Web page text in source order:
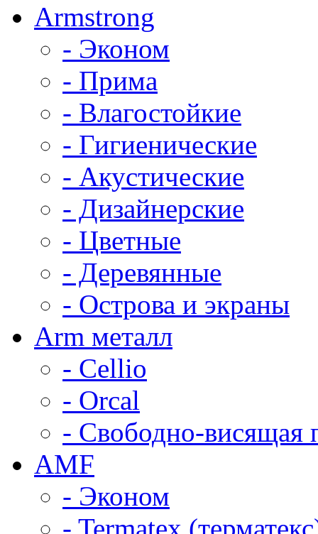
Armstrong
- Эконом
- Прима
- Влагостойкие
- Гигиенические
- Акустические
- Дизайнерские
- Цветные
- Деревянные
- Острова и экраны
Arm металл
- Cellio
- Orcal
- Свободно-висящая
AMF
- Эконом
- Termatex